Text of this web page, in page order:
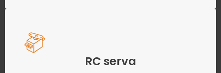
RC serva